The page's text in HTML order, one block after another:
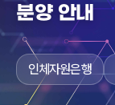
분양 안내
인체자원은행